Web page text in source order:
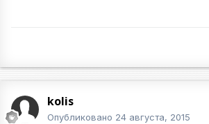
kolis
Опубликовано 24 августа, 2015